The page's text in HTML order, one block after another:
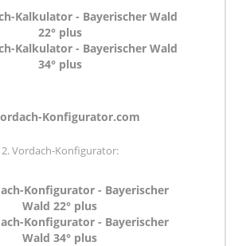
Kalkulator - Bayerischer Wald
22° plus
Kalkulator - Bayerischer Wald
34° plus
2. Vordach-Konfigurator:
Konfigurator - Bayerischer
Wald 22° plus
Konfigurator - Bayerischer
Wald 34° plus